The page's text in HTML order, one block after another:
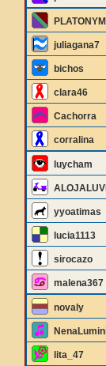
juliagana7
bichos
clara46
Cachorra
corralina
luycham
yyoatimas
lucia1113
sirocazo
malena367
novaly
lita_47